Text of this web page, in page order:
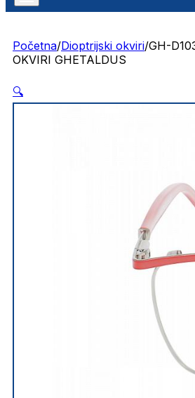
Početna/Dioptrijski okviri/GH-
OKVIRI GHETALDUS
🔍